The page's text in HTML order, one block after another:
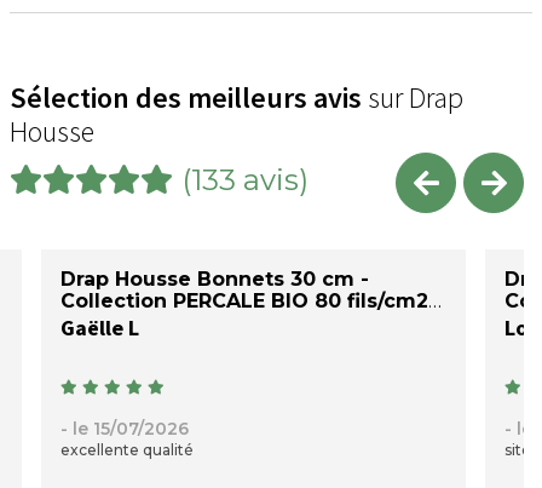
Sélection des meilleurs avis sur Drap
Housse
(133 avis)
Drap Housse Bonnets 30 cm -
Collection PERCALE BIO 80 fils/cm2
Gaëlle L
- le 15/07/2026
excellente qualité
- le
site